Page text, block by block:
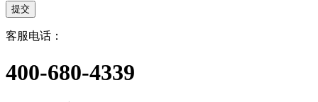
提交
客服电话：
400-680-4339